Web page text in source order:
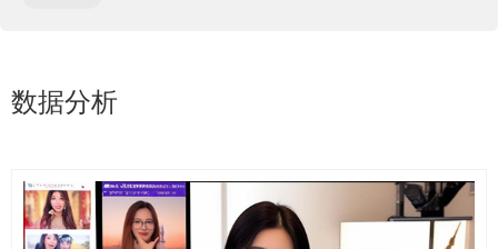
数据分析